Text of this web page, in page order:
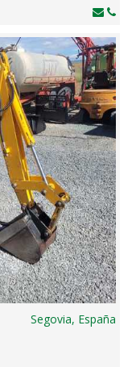
Segovia, España